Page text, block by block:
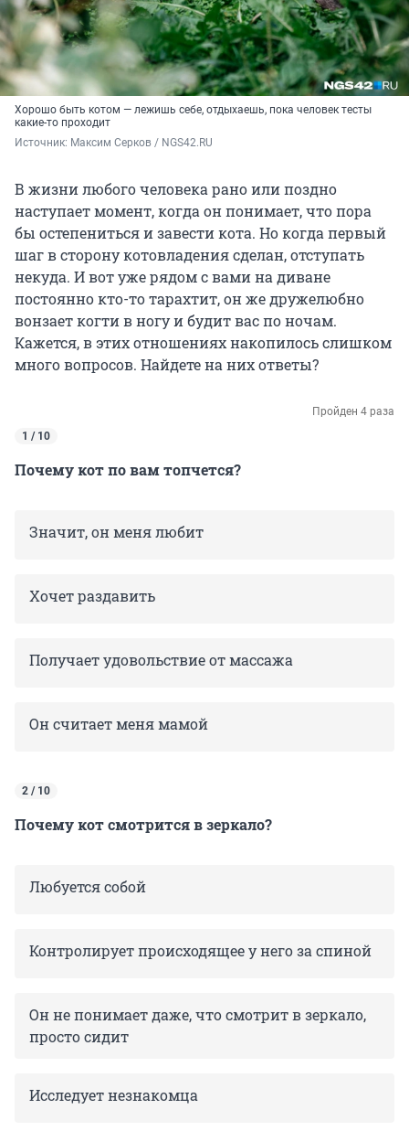
Хорошо быть котом — лежишь себе, отдыхаешь, пока человек тесты
какие-то проходит
Источник: Максим Серков / NGS42.RU
В жизни любого человека рано или поздно
наступает момент, когда он понимает, что пора
бы остепениться и завести кота. Но когда первый
шаг в сторону котовладения сделан, отступать
некуда. И вот уже рядом с вами на диване
постоянно кто-то тарахтит, он же дружелюбно
вонзает когти в ногу и будит вас по ночам.
Кажется, в этих отношениях накопилось слишком
много вопросов. Найдете на них ответы?
Пройден 4 раза
1 / 10
Почему кот по вам топчется?
Значит, он меня любит
Хочет раздавить
Получает удовольствие от массажа
Он считает меня мамой
2 / 10
Почему кот смотрится в зеркало?
Любуется собой
Контролирует происходящее у него за спиной
Он не понимает даже, что смотрит в зеркало,
просто сидит
Исследует незнакомца